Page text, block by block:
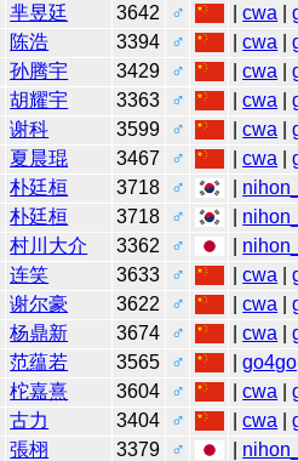
芈昱廷 3642 ♂ |cwa |
陈浩 3394 ♂ |cwa |
孙腾宇 3429 ♂ |cwa |
胡耀宇 3363 ♂ |cwa |
谢科 3599 ♂ |cwa |
夏晨琨 3467 ♂ |cwa |
朴廷桓 3718 ♂
朴廷桓 3718 ♂
村川大介 3362 ♂
连笑 3633 ♂ |cwa |
谢尔豪 3622 ♂ |cwa |
杨鼎新 3674 ♂ |cwa |
范蕴若 3565 ♂ |go4go
柁嘉熹 3604 ♂ |cwa |
古力 3404 ♂ |cwa |
張栩 3379 ♂